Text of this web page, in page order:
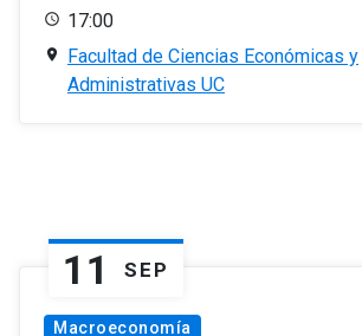
17:00
Facultad de Ciencias Económicas y
Administrativas UC
11 SEP
Macroeconomía